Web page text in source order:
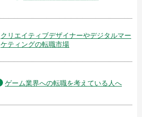
クリエイティブデザイナーやデジタルマー
ケティングの転職市場
ゲーム業界への転職を考えている人へ